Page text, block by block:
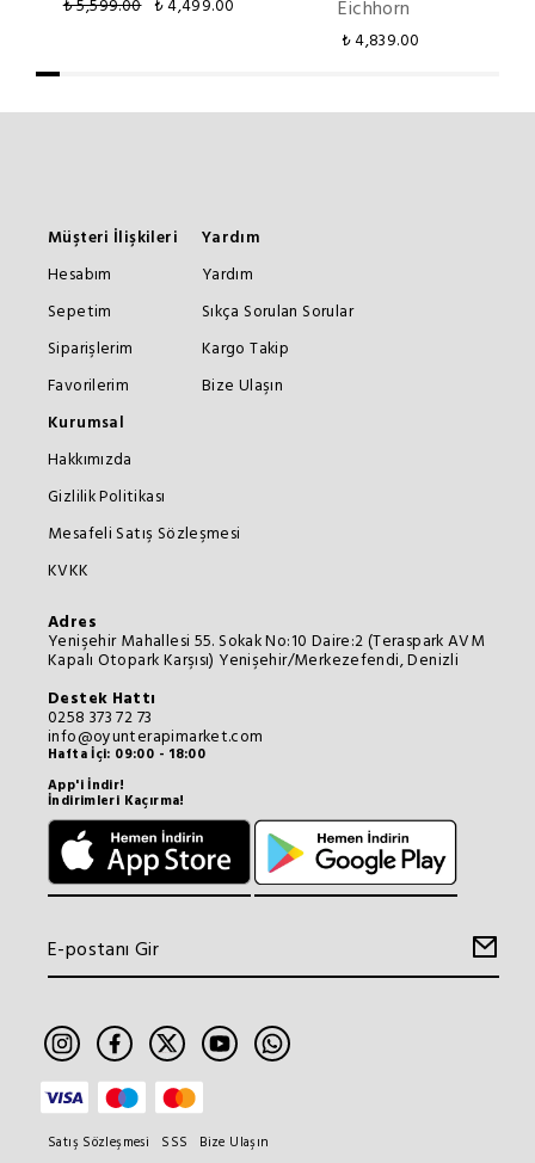
₺ 5,599.00 ₺ 4,499.00 Eichhorn
₺ 4,839.00
Müşteri İlişkileri
Hesabım
Sepetim
Siparişlerim
Favorilerim
Yardım
Yardım
Sıkça Sorulan Sorular
Kargo Takip
Bize Ulaşın
Kurumsal
Hakkımızda
Gizlilik Politikası
Mesafeli Satış Sözleşmesi
KVKK
Adres
Yenişehir Mahallesi 55. Sokak No:10 Daire:2 (Teraspark AVM
Kapalı Otopark Karşısı) Yenişehir/Merkezefendi, Denizli
Destek Hattı
0258 373 72 73
info@oyunterapimarket.com
Hafta İçi: 09:00 - 18:00
App'i İndir!
İndirimleri Kaçırma!
Satış Sözleşmesi SSS Bize Ulaşın